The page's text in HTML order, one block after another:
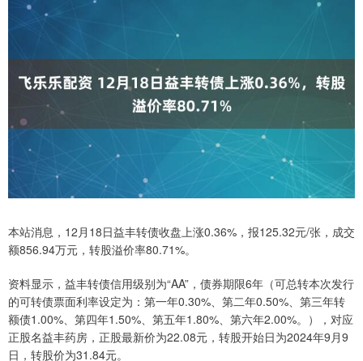
本站消息，12月18日益丰转债收盘上涨0.36%，报125.32元/张，成交
额856.94万元，转股溢价率80.71%。
资料显示，益丰转债信用级别为“AA”，债券期限6年（可总转本次发行
的可转债票面利率设定为：第一年0.30%、第二年0.50%、第三年转
额债1.00%、第四年1.50%、第五年1.80%、第六年2.00%。），对应
正股名益丰药房，正股最新价为22.08元，转股开始日为2024年9月9
日，转股价为31.84元。